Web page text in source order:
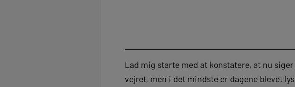
Lad mig starte med at konstatere, at nu
vejret, men i det mindste er dagene blevet